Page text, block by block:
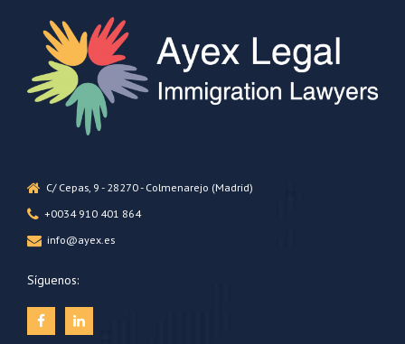
C/ Cepas, 9 - 28270 - Colmenarejo (Madrid)
+0034 910 401 864
info@ayex.es
Síguenos: